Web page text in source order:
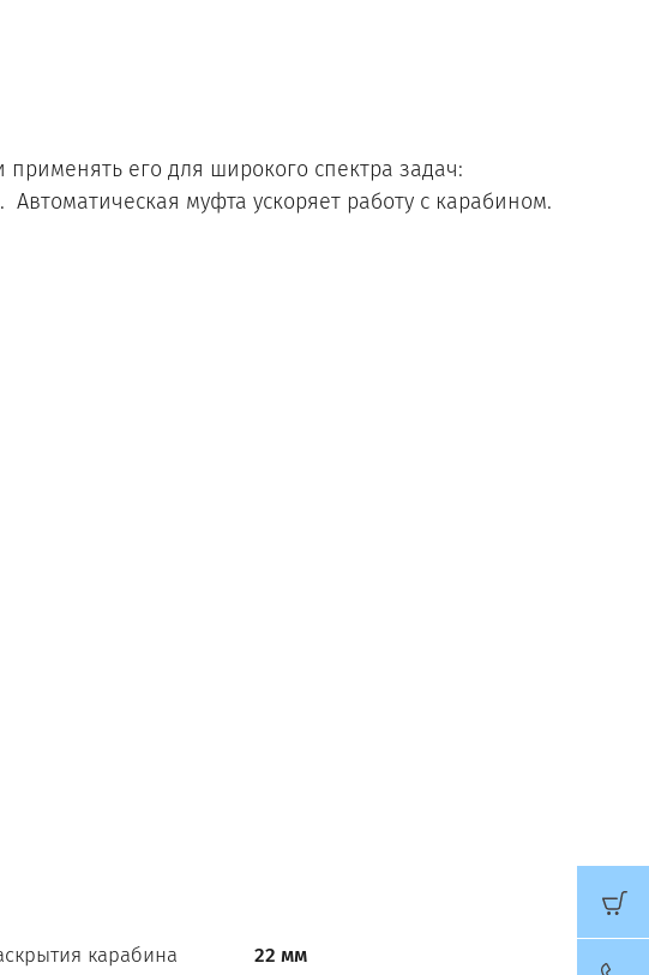
его для широкого спектра задач:
муфта ускоряет работу с карабином.
карабина 22 мм